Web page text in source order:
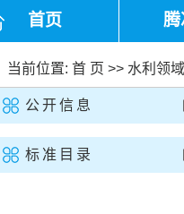
首页
当前位置: 首 页 >> 水利领
公开信息
标准目录